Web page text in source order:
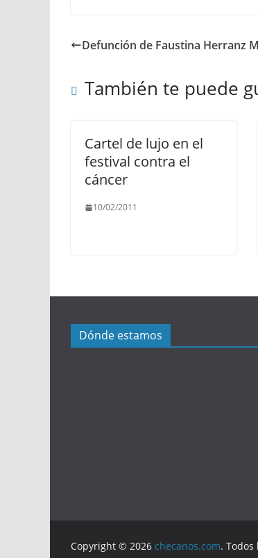
Defunción de Faustina Herranz
También te puede
Cartel de lujo en el
festival contra el
cáncer
10/02/2011
Dónde estamos
Copyright © 2026 checanos.com. Todos